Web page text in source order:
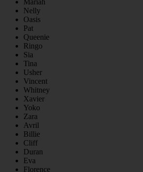
Nelly
Oasis
Pat
Queenie
Ringo
Sia
Tina
Usher
Vincent
Whitney
Xavier
Yoko
Zara
Avril
Billie
Cliff
Duran
Eva
Florence